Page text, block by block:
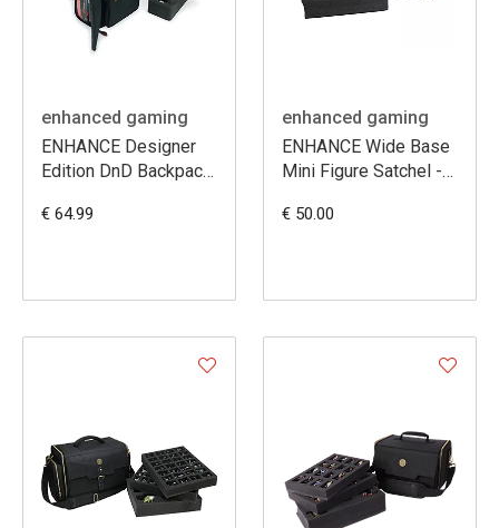
enhanced gaming
ENHANCE Designer
Edition DnD Backpack
Bag (Black)
€ 64.99
enhanced gaming
ENHANCE Wide Base
Mini Figure Satchel -
Custom Foam Tray
€ 50.00